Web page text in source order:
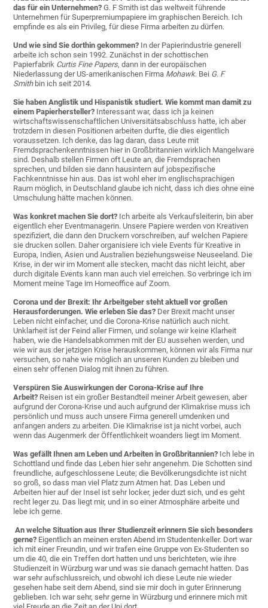
das für ein Unternehmen?G. F Smith ist das weltweit führende
Unternehmen für Superpremiumpapiere im graphischen Bereich. Ich
empfinde es als ein Privileg, für diese Firma arbeiten zu dürfen.
Und wie sind Sie dorthin gekommen? In der Papierindustrie generell
arbeite ich schon sein 1992. Zunächst in der schottischen
Papierfabrik Curtis Fine Papers, dann in der europäischen
Niederlassung der US-amerikanischen Firma Mohawk. Bei G. F
Smithbin ich seit 2014.
Sie haben Anglistik und Hispanistik studiert. Wie kommt man damit zu
einem Papierhersteller? Interessant war, dass ich ja keinen
wirtschaftswissenschaftlichen Universitätsabschluss hatte, ich aber
trotzdem in diesen Positionen arbeiten durfte, die dies eigentlich
voraussetzen. Ich denke, das lag daran, dass Leute mit
Fremdsprachenkenntnissen hier in Großbritannien wirklich Mangelware
sind. Deshalb stellen Firmen oft Leute an, die Fremdsprachen
sprechen, und bilden sie dann hausintern auf jobspezifische
Fachkenntnisse hin aus. Das ist wohl eher im englischsprachigen
Raum möglich, in Deutschland glaube ich nicht, dass ich dies ohne eine
Umschulung hätte machen können.
Was konkret machen Sie dort? Ich arbeite als Verkaufsleiterin, bin aber
eigentlich eher Eventmanagerin. Unsere Papiere werden von Kreativen
spezifiziert, die dann den Druckern vorschreiben, auf welchen Papiere
sie drucken sollen. Daher organisiere ich viele Events für Kreative in
Europa, Indien, Asien und Australien beziehungsweise Neuseeland. Die
Krise, in der wir im Moment alle stecken, macht das nicht leicht, aber
durch digitale Events kann man auch viel erreichen. So verbringe ich im
Moment meine Tage im Homeoffice auf Zoom.
Corona und der Brexit: Ihr Arbeitgeber steht aktuell vor großen
Herausforderungen. Wie erleben Sie das? Der Brexit macht unser
Leben nicht einfacher, und die Corona-Krise natürlich auch nicht.
Unklarheit ist der Feind aller Firmen, und solange wir keine Klarheit
haben, wie die Handelsabkommen mit der EU aussehen werden, und
wie wir aus der jetzigen Krise herauskommen, können wir als Firma nur
versuchen, so nahe wie möglich an unseren Kunden zu bleiben und
einen sehr offenen Dialog mit ihnen zu führen.
Verspüren Sie Auswirkungen der Corona-Krise auf Ihre
Arbeit? Reisen ist ein großer Bestandteil meiner Arbeit gewesen, aber
aufgrund der Corona-Krise und auch aufgrund der Klimakrise muss ich
persönlich und muss auch unsere Firma generell umdenken und
anfangen anders zu arbeiten. Die Klimakrise ist ja nicht vorbei, auch
wenn das Augenmerk der Öffentlichkeit woanders liegt im Moment.
Was gefällt Ihnen am Leben und Arbeiten in Großbritannien? Ich lebe in
Schottland und finde das Leben hier sehr angenehm. Die Schotten sind
freundliche, aufgeschlossene Leute; die Bevölkerungsdichte ist nicht
so groß, so dass man viel Platz zum Atmen hat. Das Leben und
Arbeiten hier auf der Insel ist sehr locker, jeder duzt sich, und es geht
recht leger zu. Das liegt mir, und in so einer Atmosphäre arbeite und
lebe ich gerne.
An welche Situation aus Ihrer Studienzeit erinnern Sie sich besonders
gerne? Eigentlich an meinen ersten Abend im Studentenkeller. Dort war
ich mit einer Freundin, und wir trafen eine Gruppe von Ex-Studenten so
um die 40, die ein Treffen dort hatten und uns berichteten, wie ihre
Studienzeit in Würzburg war und was sie danach gemacht hatten. Das
war sehr aufschlussreich, und obwohl ich diese Leute nie wieder
gesehen habe seit dem Abend, sind sie mir doch in guter Erinnerung
geblieben. Ich war sehr, sehr gerne in Würzburg und erinnere mich mit